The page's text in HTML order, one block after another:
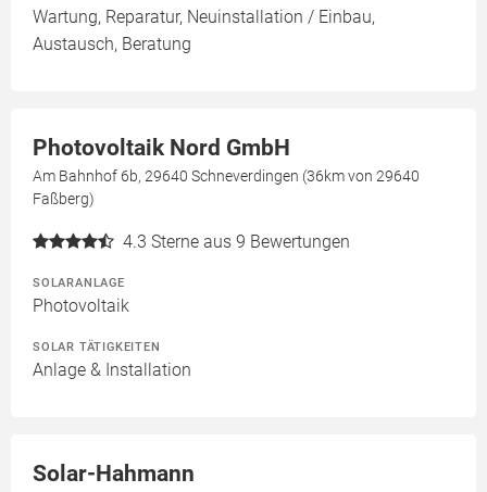
Wartung, Reparatur, Neuinstallation / Einbau,
Austausch, Beratung
Photovoltaik Nord GmbH
Am Bahnhof 6b, 29640 Schneverdingen (36km von 29640
Faßberg)
4.3 Sterne aus 9 Bewertungen
SOLARANLAGE
Photovoltaik
SOLAR TÄTIGKEITEN
Anlage & Installation
Solar-Hahmann